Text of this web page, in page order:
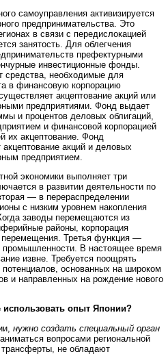
самоуправления активизируется
предпринимательства. Это
в связи с передислокацией
занятость. Для облегчения
префектурными
инвестиционные фонды.
средства, необходимые для
в финансовую корпорацию
акцептование акций или
предприятиями. Фонд выдает
и процентов деловых облигаций,
и финансовой корпорацией
их акцептование. Фонд
акций и деловых
предприятием.
экономики выполняет три
в развитии деятельности по
— в перераспределении
с низким уровнем накопления
заводы перемещаются из
районы, корпорация
Третья функция —
промышленности. В настоящее время
извне. Требуется поощрять
основанных на широком
и направленных на рождение нового
использовать опыт Японии?
нужно создать специальный орган
вопросами региональной
не обладают